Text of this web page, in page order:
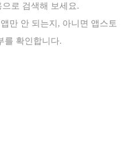
로 검색해 보세요.
만 안 되는지, 아니면 앱스토
를 확인합니다.